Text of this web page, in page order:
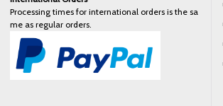
Processing times for international orders is the sa
me as regular orders.